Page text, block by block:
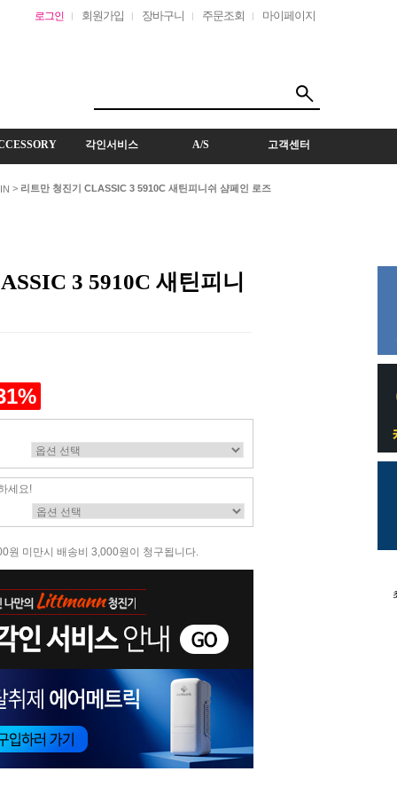
로그인 회원가입 장바구니 주문조회 마이페이지
각인서비스 A/S 고객센터
> 리트만 청진기 CLASSIC 3 5910C 새틴피니쉬 샴페인 로즈
3 5910C 새틴피니
%
세요!
원 미만시 배송비 3,000원이 청구됩니다.